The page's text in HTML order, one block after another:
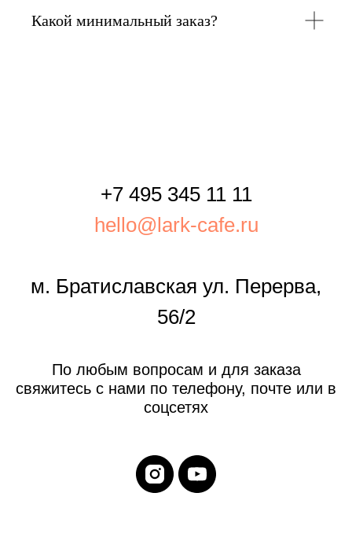
Какой минимальный заказ?
+7 495 345 11 11
hello@lark-cafe.ru
м. Братиславская ул. Перерва,
56/2
По любым вопросам и для заказа
свяжитесь с нами по телефону, почте или в
соцсетях